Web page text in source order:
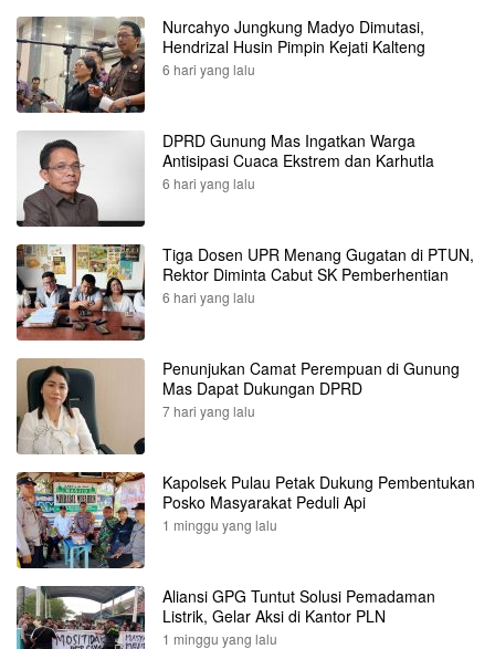
Nurcahyo Jungkung Madyo Dimutasi,
Hendrizal Husin Pimpin Kejati Kalteng
6 hari yang lalu
DPRD Gunung Mas Ingatkan Warga
Antisipasi Cuaca Ekstrem dan Karhutla
6 hari yang lalu
Tiga Dosen UPR Menang Gugatan di PTUN,
Rektor Diminta Cabut SK Pemberhentian
6 hari yang lalu
Penunjukan Camat Perempuan di Gunung
Mas Dapat Dukungan DPRD
7 hari yang lalu
Kapolsek Pulau Petak Dukung Pembentukan
Posko Masyarakat Peduli Api
1 minggu yang lalu
Aliansi GPG Tuntut Solusi Pemadaman
Listrik, Gelar Aksi di Kantor PLN
1 minggu yang lalu